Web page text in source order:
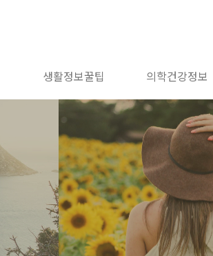
생활정보꿀팁 의학건강정보